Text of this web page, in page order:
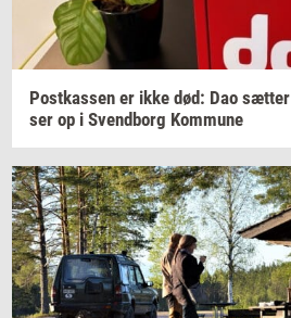
Po­st­kas­sen er ikke død: Dao sæt­ter
ser op i Svend­borg Kom­mu­ne